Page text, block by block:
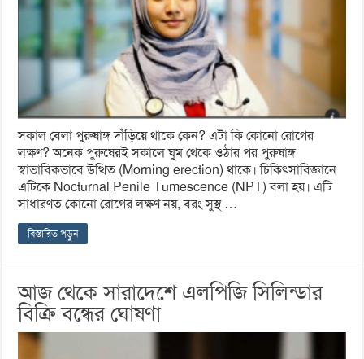
সকাল বেলা পুরুষাঙ্গ দাঁড়িয়ে থাকে কেন? এটা কি কোনো রোগের
লক্ষণ? অনেক পুরুষেরই সকালে ঘুম থেকে ওঠার পর পুরুষাঙ্গ
স্বাভাবিকভাবে উত্থিত (Morning erection) থাকে। চিকিৎসাবিজ্ঞানে
এটিকে Nocturnal Penile Tumescence (NPT) বলা হয়। এটি
সাধারণত কোনো রোগের লক্ষণ নয়, বরং সুস্থ …
বিস্তারিত পড়ুন
আজ থেকে সারাদেশে এলপিজি সিলিন্ডার
বিক্রি বন্ধের ঘোষণা